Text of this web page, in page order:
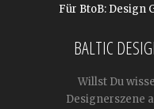
Für BtoB: Design
BALTIC
Willst Du
Designerszene